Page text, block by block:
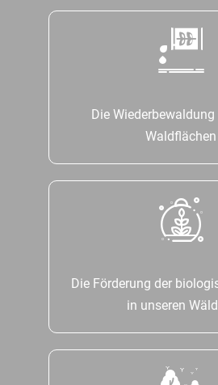
Die
Waldflächen
Die Förderung der
in unseren